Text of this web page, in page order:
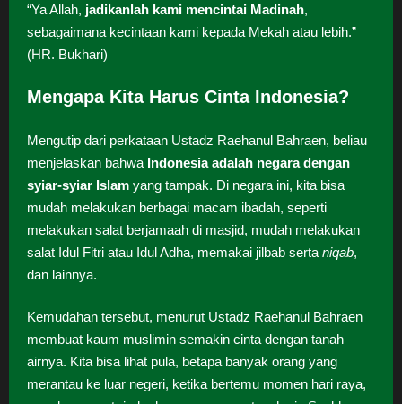
“Ya Allah, jadikanlah kami mencintai Madinah,
sebagaimana kecintaan kami kepada Mekah atau lebih.”
(HR. Bukhari)
Mengapa Kita Harus Cinta Indonesia?
Mengutip dari perkataan Ustadz Raehanul Bahraen, beliau
menjelaskan bahwa Indonesia adalah negara dengan
syiar-syiar Islam yang tampak. Di negara ini, kita bisa
mudah melakukan berbagai macam ibadah, seperti
melakukan salat berjamaah di masjid, mudah melakukan
salat Idul Fitri atau Idul Adha, memakai jilbab serta niqab,
dan lainnya.
Kemudahan tersebut, menurut Ustadz Raehanul Bahraen
membuat kaum muslimin semakin cinta dengan tanah
airnya. Kita bisa lihat pula, betapa banyak orang yang
merantau ke luar negeri, ketika bertemu momen hari raya,